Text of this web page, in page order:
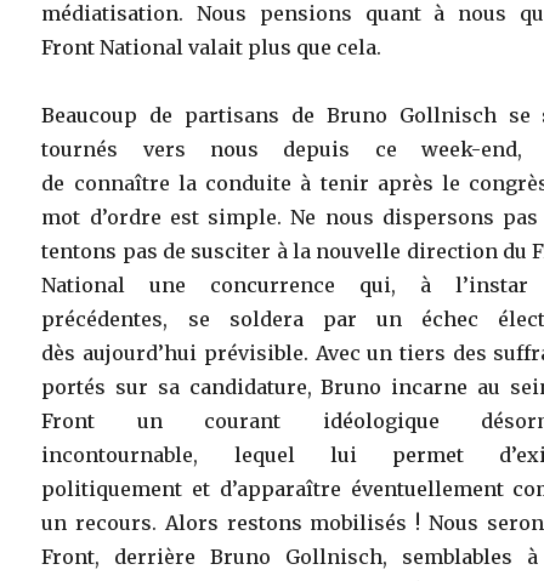
médiatisation. Nous pensions quant à nous
Front National valait plus que cela.
Beaucoup de partisans de Bruno Gollnisch se
tournés vers nous depuis ce week-end,
de connaître la conduite à tenir après le
mot d’ordre est simple. Ne nous dispersons pas
tentons pas de susciter à la nouvelle direction du
National une concurrence qui, à l’instar
précédentes, se soldera par un échec
dès aujourd’hui prévisible. Avec un tiers des
portés sur sa candidature, Bruno incarne au
Front un courant idéologique
incontournable, lequel lui permet
politiquement et d’apparaître éventuellement
un recours. Alors restons mobilisés ! Nous
Front, derrière Bruno Gollnisch, semblables à